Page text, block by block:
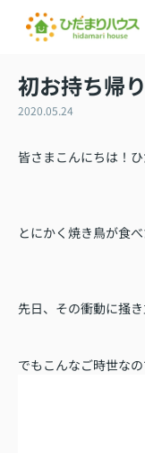
初お持ち帰り
2020.05.24
皆さまこんにちは！
とにかく焼き鳥が食
先日、その衝動に掻
でもこんなご時世な